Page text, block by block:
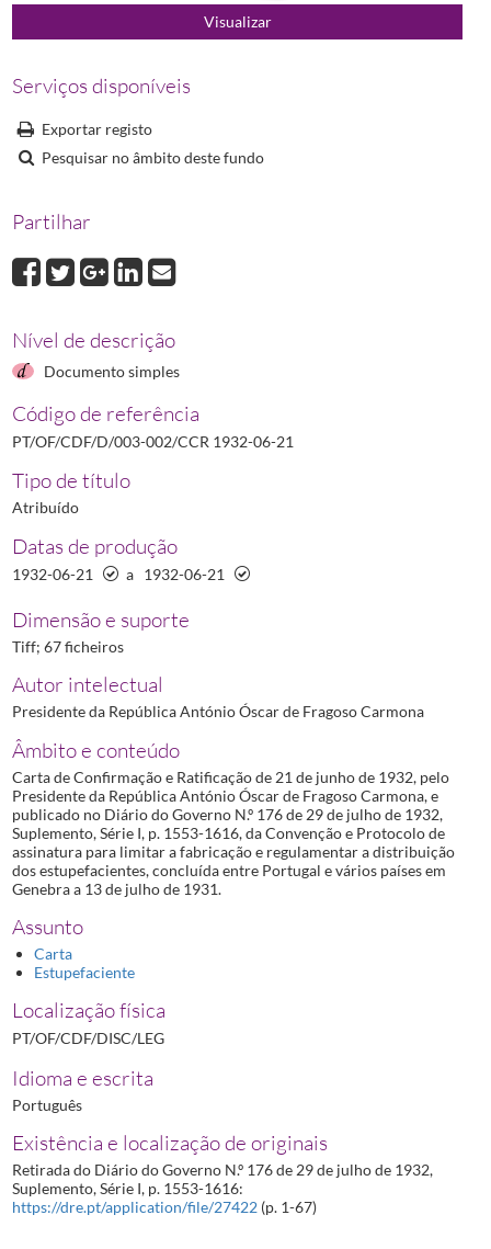
Serviços disponíveis
Exportar registo
Pesquisar no âmbito deste fundo
Partilhar
Nível de descrição
Documento simples
Código de referência
PT/OF/CDF/D/003-002/CCR 1932-06-21
Tipo de título
Atribuído
Datas de produção
1932-06-21 a 1932-06-21
Dimensão e suporte
Tiff; 67 ficheiros
Autor intelectual
Presidente da República António Óscar de Fragoso Carmona
Âmbito e conteúdo
Carta de Confirmação e Ratificação de 21 de junho de 1932, pelo
Presidente da República António Óscar de Fragoso Carmona, e
publicado no Diário do Governo N.º 176 de 29 de julho de 1932,
Suplemento, Série I, p. 1553-1616, da Convenção e Protocolo de
assinatura para limitar a fabricação e regulamentar a distribuição
dos estupefacientes, concluída entre Portugal e vários países em
Genebra a 13 de julho de 1931.
Assunto
Carta
Estupefaciente
Localização física
PT/OF/CDF/DISC/LEG
Idioma e escrita
Português
Existência e localização de originais
Retirada do Diário do Governo N.º 176 de 29 de julho de 1932,
Suplemento, Série I, p. 1553-1616:
https://dre.pt/application/file/27422(p. 1-67)